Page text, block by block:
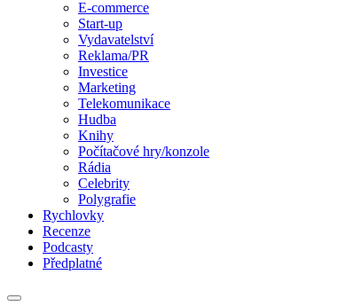
E-commerce
Start-up
Vydavatelství
Reklama/PR
Investice
Marketing
Telekomunikace
Hudba
Knihy
Počítačové hry/konzole
Rádia
Celebrity
Polygrafie
Rychlovky
Recenze
Podcasty
Předplatné